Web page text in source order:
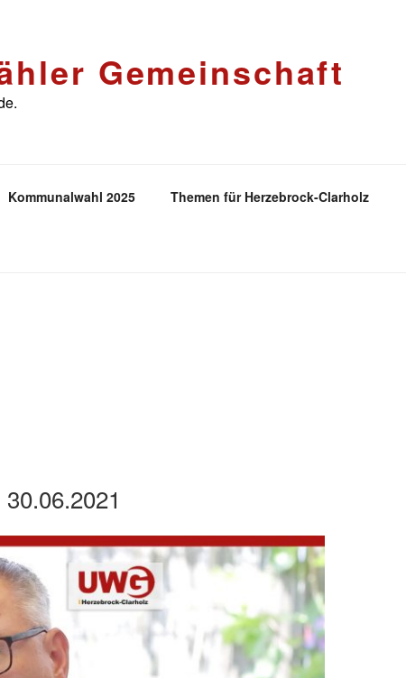
Gemeinschaft
Kommunalwahl 2025 Themen für Herzebrock-Clarholz